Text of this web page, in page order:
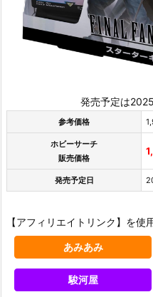
発売予定は
参考価格
ホビーサーチ
販売価格
発売予定日
【アフィリエイトリンク】を使
あみあみ
駿河屋